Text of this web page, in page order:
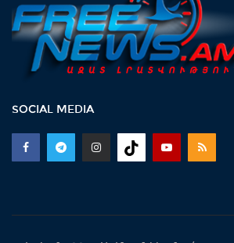
SOCIAL MEDIA